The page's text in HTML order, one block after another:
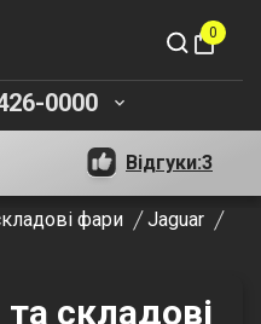
shopping_bag
0
0000 keyboard_arrow_down
Відгуки:3
фари
Jaguar
складові